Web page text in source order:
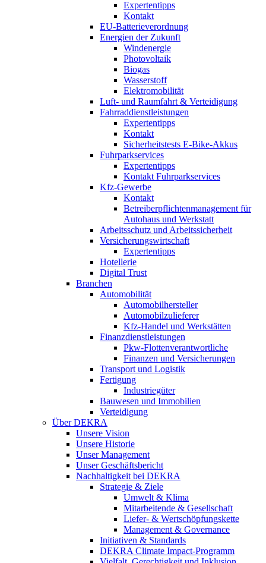
Expertentipps
Kontakt
EU-Batterieverordnung
Energien der Zukunft
Windenergie
Photovoltaik
Biogas
Wasserstoff
Elektromobilität
Luft- und Raumfahrt & Verteidigung
Fahrraddienstleistungen
Expertentipps
Kontakt
Sicherheitstests E-Bike-Akkus
Fuhrparkservices
Expertentipps
Kontakt Fuhrparkservices
Kfz-Gewerbe
Kontakt
Betreiberpflichtenmanagement für
Autohaus und Werkstatt
Arbeitsschutz und Arbeitssicherheit
Versicherungswirtschaft
Expertentipps
Hotellerie
Digital Trust
Branchen
Automobilität
Automobilhersteller
Automobilzulieferer
Kfz-Handel und Werkstätten
Finanzdienstleistungen
Pkw‑Flottenverantwortliche
Finanzen und Versicherungen
Transport und Logistik
Fertigung
Industriegüter
Bauwesen und Immobilien
Verteidigung
Über DEKRA
Unsere Vision
Unsere Historie
Unser Management
Unser Geschäftsbericht
Nachhaltigkeit bei DEKRA
Strategie & Ziele
Umwelt & Klima
Mitarbeitende & Gesellschaft
Liefer- & Wertschöpfungskette
Management & Governance
Initiativen & Standards
DEKRA Climate Impact-Programm